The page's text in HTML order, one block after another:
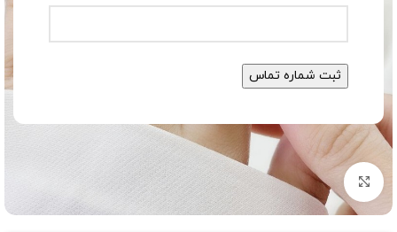
برای بزرگنمایی کلیک کنید